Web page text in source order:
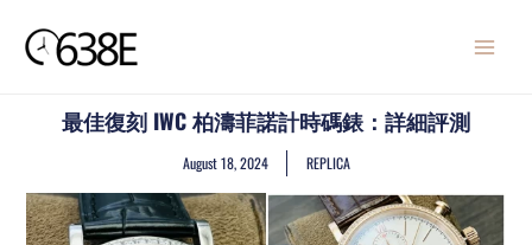
content
MENU
最佳復刻 IWC 柏濤菲諾計時碼錶：詳細評測
August 18, 2024 REPLICA